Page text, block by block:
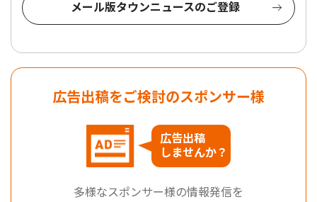
メール版タウンニュースのご登録
広告出稿をご検討のスポンサー様
広告出稿
しませんか？
多様なスポンサー様の情報発信を